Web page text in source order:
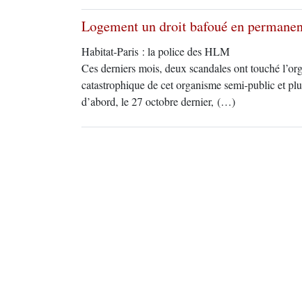
Logement un droit bafoué en
Habitat-Paris : la police des HLM
Ces derniers mois, deux scandales ont touché
catastrophique de cet organisme semi-public et
d’abord, le 27 octobre dernier, (…)